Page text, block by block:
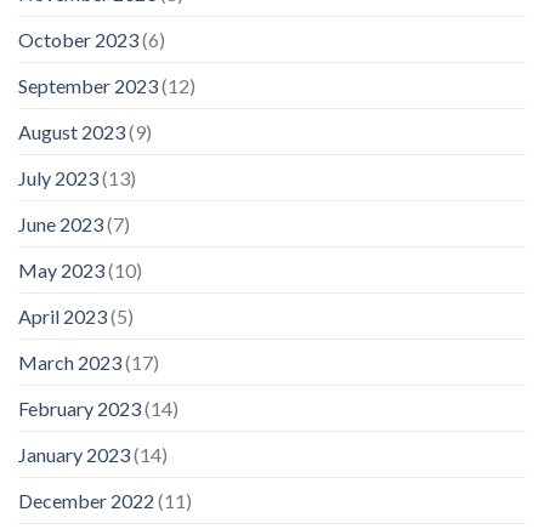
October 2023(6)
September 2023(12)
August 2023(9)
July 2023(13)
June 2023(7)
May 2023(10)
April 2023(5)
March 2023(17)
February 2023(14)
January 2023(14)
December 2022 (11)